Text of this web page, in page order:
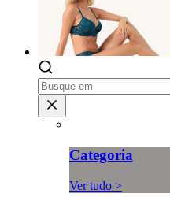
Categoria
Ver tudo >